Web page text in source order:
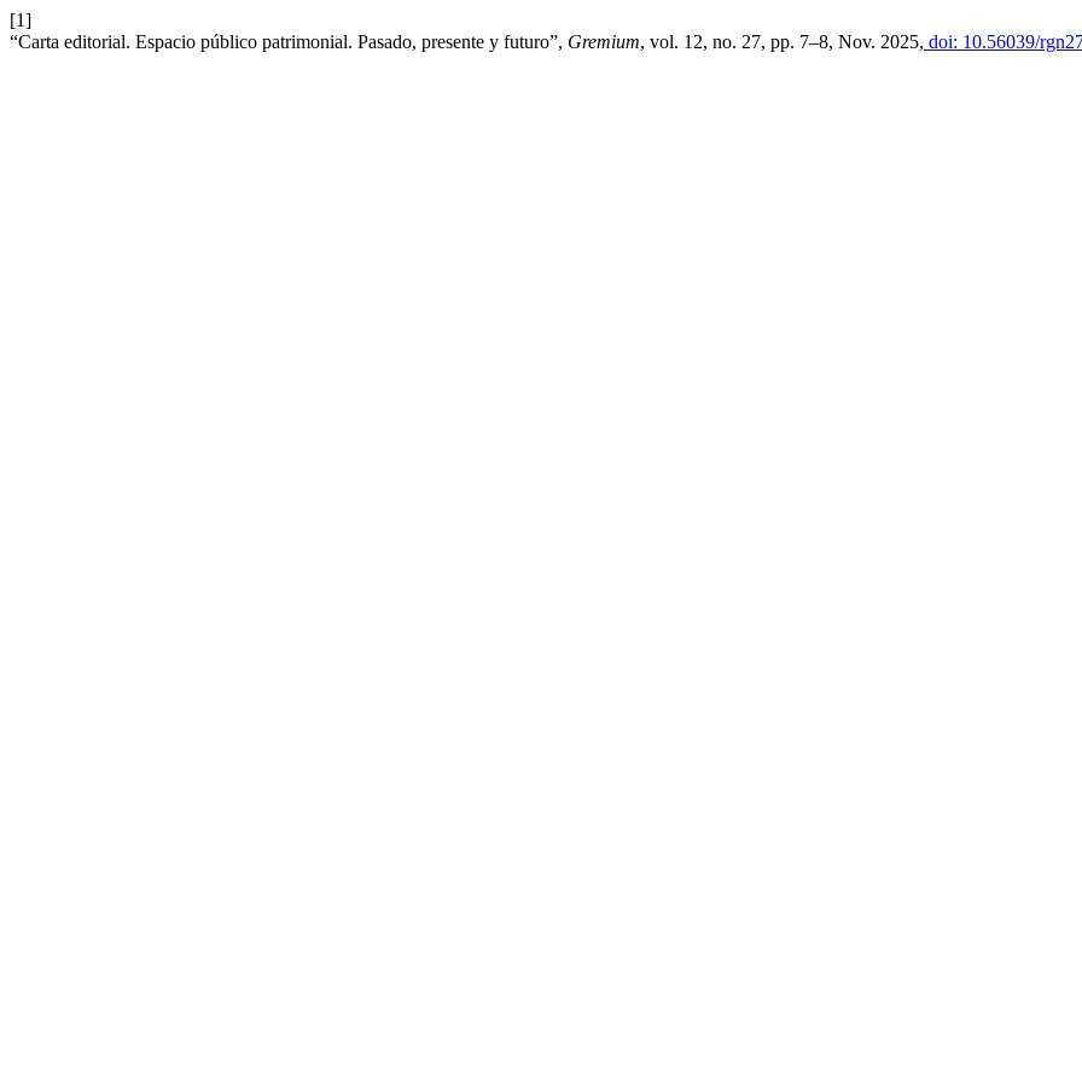
[1]
“Carta editorial. Espacio público patrimonial. Pasado, presente y futuro”, Gremium, vol. 12, no. 27, pp. 7–8, Nov. 2025, doi: 10.56039/